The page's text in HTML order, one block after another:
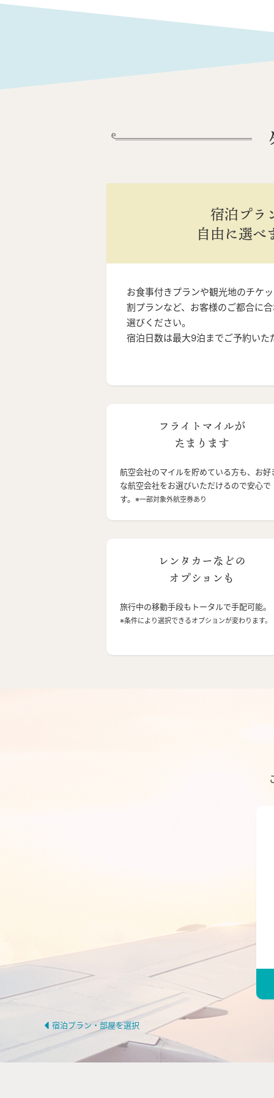
宿泊プラ
自由に選べ
お食事付きプランや観光地のチケ
割プランなど、お客様のご都合に
選びください。
宿泊日数は最大9泊までご予約いた
フライトマイルが
たまります
航空会社のマイルを貯めている方も、お好
な航空会社をお選びいただけるので安心で
す。 ※一部対象外航空券あり
レンタカーなどの
オプションも
旅行中の移動手段もトータルで手配可能。
※条件により選択できるオプションが変わります。
宿泊プラン・部屋を選択